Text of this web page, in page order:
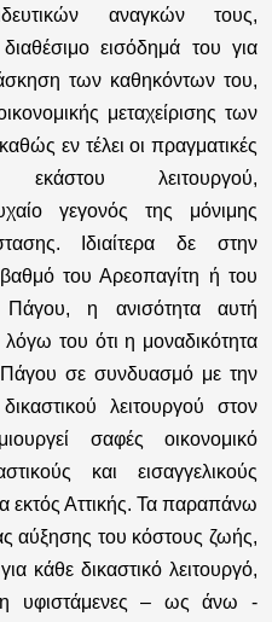
αναγκών τους,
εισόδημά του για
των καθηκόντων του,
μεταχείρισης των
εν τέλει οι πραγματικές
εκάστου λειτουργού,
γεγονός της μόνιμης
Ιδιαίτερα δε στην
του Αρεοπαγίτη ή του
Πάγου, η ανισότητα αυτή
λόγω του ότι η μοναδικότητα
Πάγου σε συνδυασμό με την
λειτουργού στον
σαφές οικονομικό
και εισαγγελικούς
εκτός Αττικής. Τα παραπάνω
αύξησης του κόστους ζωής,
κάθε δικαστικό λειτουργό,
υφιστάμενες – ως άνω -